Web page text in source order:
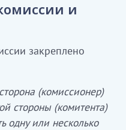
и
закреплено
(комиссионер)
стороны (комитента)
одну или несколько